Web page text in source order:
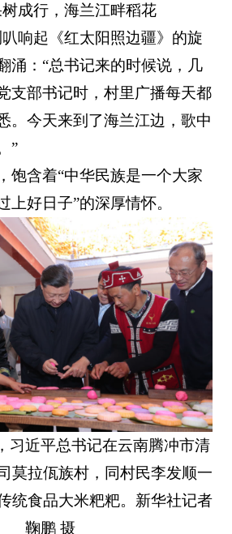
成行，海兰江畔稻花
响起《红太阳照边疆》的旋
涌：“总书记来的时候说，几
支部书记时，村里广播每天都
。今天来到了海兰江边，歌中
”
饱含着“中华民族是一个大家
上好日子”的深厚情怀。
习近平总书记在云南腾冲市清
莫拉佤族村，同村民李发顺一
统食品大米粑粑。新华社记者
鞠鹏 摄